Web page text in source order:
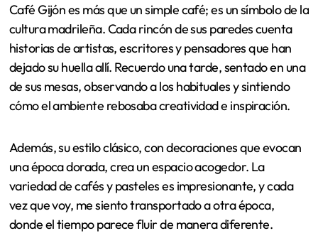
Café Gijón es más que un simple café; es un símbolo de la
cultura madrileña. Cada rincón de sus paredes cuenta
historias de artistas, escritores y pensadores que han
dejado su huella allí. Recuerdo una tarde, sentado en una
de sus mesas, observando a los habituales y sintiendo
cómo el ambiente rebosaba creatividad e inspiración.
Además, su estilo clásico, con decoraciones que evocan
una época dorada, crea un espacio acogedor. La
variedad de cafés y pasteles es impresionante, y cada
vez que voy, me siento transportado a otra época,
donde el tiempo parece fluir de manera diferente.